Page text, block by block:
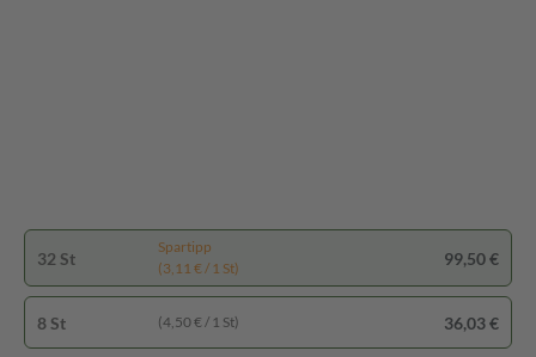
32 St
Spartipp
(3,11 € / 1 St)
99,50 €
8 St (4,50 € / 1 St) 36,03 €